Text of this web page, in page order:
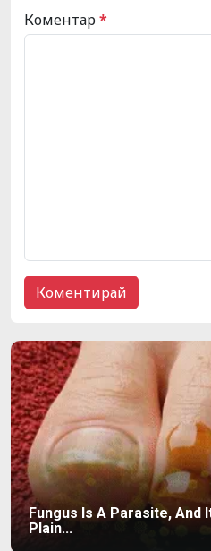
Коментар*
Fungus Is A Parasite, And
Plain...